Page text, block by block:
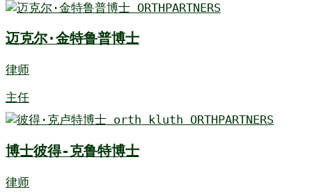
迈克尔·金特鲁普博士
律师
主任
博士彼得-克鲁特博士
律师